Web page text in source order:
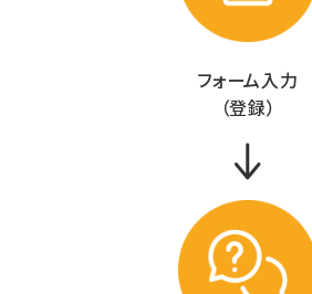
フォーム入力
（登録）